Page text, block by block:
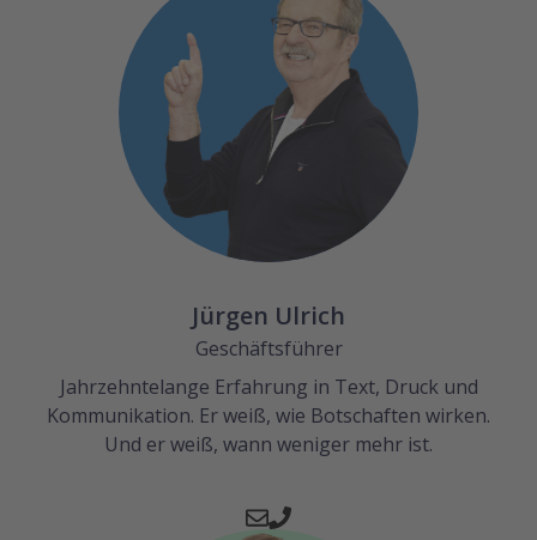
Jürgen Ulrich
Geschäftsführer
Jahrzehntelange Erfahrung in Text, Druck und
Kommunikation. Er weiß, wie Botschaften wirken.
Und er weiß, wann weniger mehr ist.